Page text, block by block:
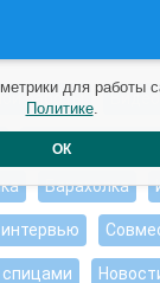
работы
Душевные
Барахолка
для работы
Политике.
ОК